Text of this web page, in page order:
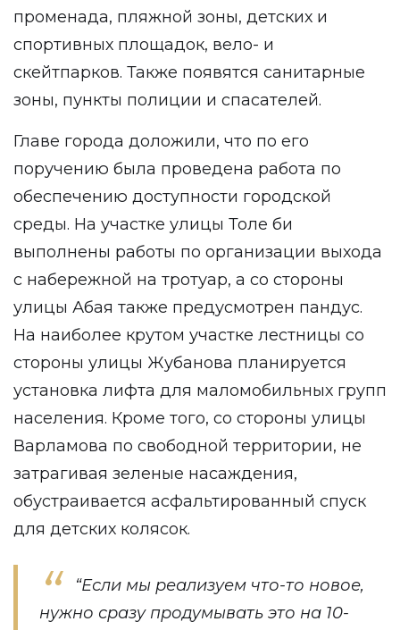
променада, пляжной зоны, детских и
спортивных площадок, вело- и
скейтпарков. Также появятся санитарные
зоны, пункты полиции и спасателей.
Главе города доложили, что по его
поручению была проведена работа по
обеспечению доступности городской
среды. На участке улицы Толе би
выполнены работы по организации выхода
с набережной на тротуар, а со стороны
улицы Абая также предусмотрен пандус.
На наиболее крутом участке лестницы со
стороны улицы Жубанова планируется
установка лифта для маломобильных групп
населения. Кроме того, со стороны улицы
Варламова по свободной территории, не
затрагивая зеленые насаждения,
обустраивается асфальтированный спуск
для детских колясок.
“Если мы реализуем что-то новое,
нужно сразу продумывать это на 10-